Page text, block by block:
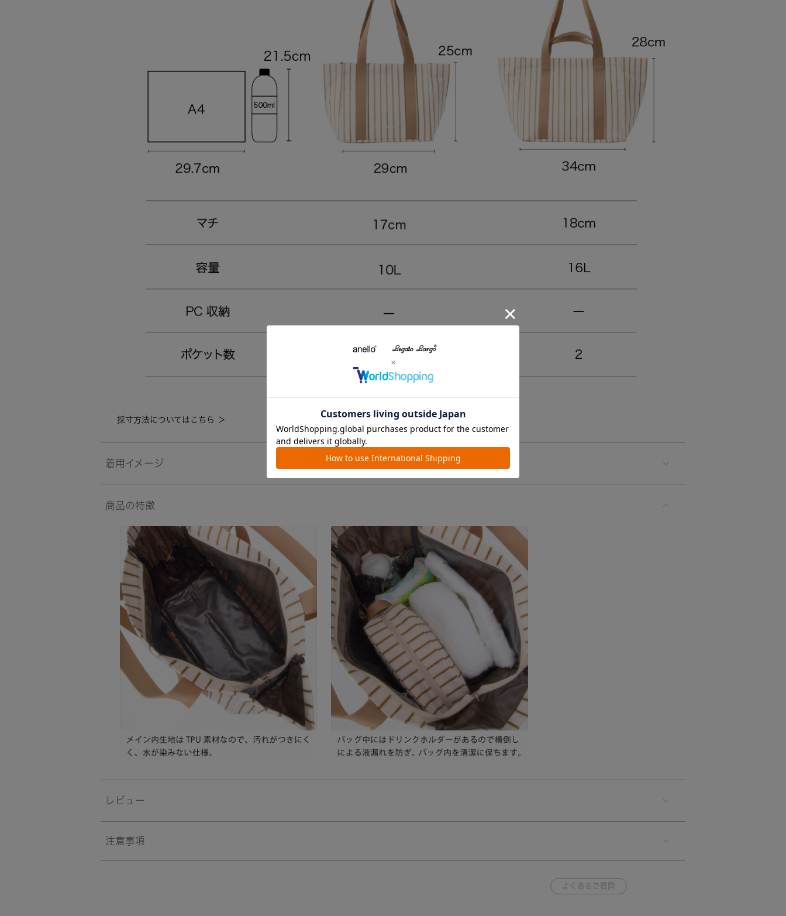
採寸方法についてはこちら ＞
着用イメージ
商品の特徴
レビュー
注意事項
よくあるご質問